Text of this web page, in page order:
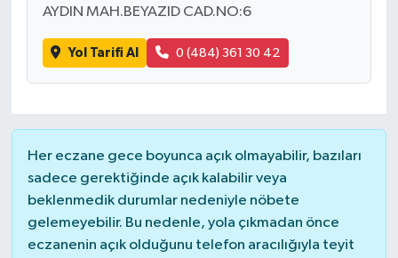
AYDIN MAH.BEYAZID CAD.NO:6
Yol Tarifi Al 0 (484) 361 30 42
Her eczane gece boyunca açık olmayabilir, bazıları
sadece gerektiğinde açık kalabilir veya
beklenmedik durumlar nedeniyle nöbete
gelemeyebilir. Bu nedenle, yola çıkmadan önce
eczanenin açık olduğunu telefon aracılığıyla teyit